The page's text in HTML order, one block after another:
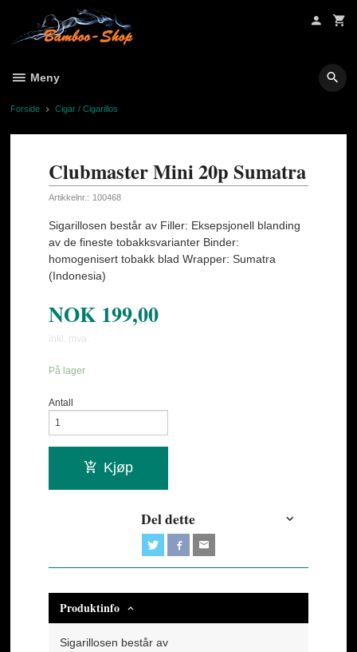
innholdet
Meny
Forside Cigar / Cigarillos
Clubmaster Mini 20p Sumatra
Artikkelnr.: 100468
Sigarillosen består av Filler: Eksepsjonell blanding
av de fineste tobakksvarianter Binder:
homogenisert tobakk blad Wrapper: Sumatra
(Indonesia)
NOK 199,00
inkl. mva.
På lager
Antall
Kjøp
Del dette
Produktinfo
Sigarillosen består av